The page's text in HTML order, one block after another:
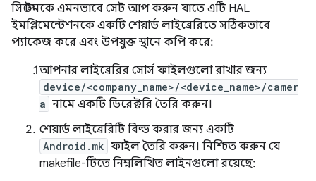
সিস্টেমকে এমনভাবে সেট আপ করুন যাতে এটি HAL
ইমপ্লিমেন্টেশনকে একটি শেয়ার্ড লাইব্রেরিতে সঠিকভাবে
প্যাকেজ করে এবং উপযুক্ত স্থানে কপি করে:
আপনার লাইব্রেরির সোর্স ফাইলগুলো রাখার জন্য
device/<company_name>/<device_name>/camer
a নামে একটি ডিরেক্টরি তৈরি করুন।
শেয়ার্ড লাইব্রেরিটি বিল্ড করার জন্য একটি
Android.mk ফাইল তৈরি করুন। নিশ্চিত করুন যে
makefile-টিতে নিম্নলিখিত লাইনগুলো রয়েছে: